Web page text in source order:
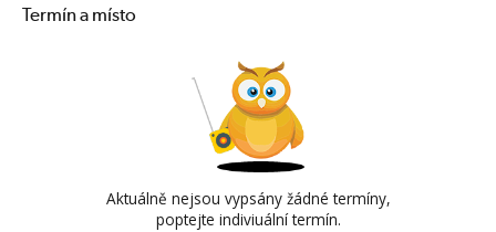
Termín a místo
Aktuálně nejsou vypsány žádné termíny,
poptejte indiviuální termín.